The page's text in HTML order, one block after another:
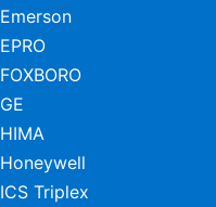
Emerson
EPRO
FOXBORO
GE
HIMA
Honeywell
ICS Triplex